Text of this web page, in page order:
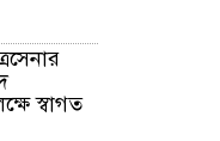
স্বাগত